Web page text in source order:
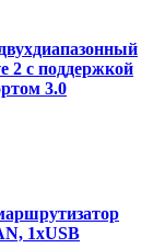
2 с поддержкой
3.0
1xUSB